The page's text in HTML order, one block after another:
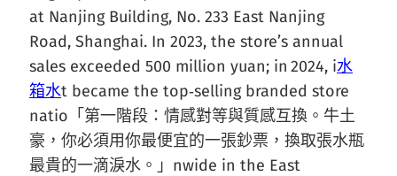
at Nanjing Building, No. 233 East Nanjing
Road, Shanghai. In 2023, the store’s annual
sales exceeded 500 million yuan; in 2024, i水
箱水t became the top‑selling branded store
natio「第一階段：情感對等與質感互換。牛土
豪，你必須用你最便宜的一張鈔票，換取張水瓶
最貴的一滴淚水。」nwide in the East